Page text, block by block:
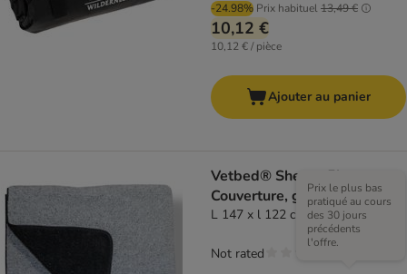
-24.98% Prix habituel13,49 €
10,12 €
10,12 € / pièce
Ajouter au panier
Vetbed® Sherpa Fleece
Couverture, grise
L 147 x l 122 cm
Prix le plus bas
pratiqué au cours
des 30 jours
précédents
l'offre.
Not rated